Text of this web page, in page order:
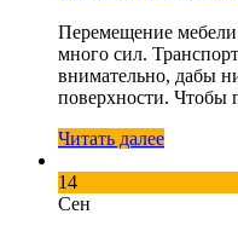
Перемещение
много сил.
внимательно, дабы
поверхности. Чтобы
Читать далее
14
Сен